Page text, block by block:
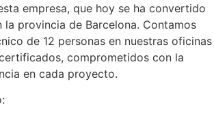
empresa, que hoy se ha convertido
la provincia de Barcelona. Contamos
de 12 personas en nuestras oficinas
comprometidos con la
en cada proyecto.